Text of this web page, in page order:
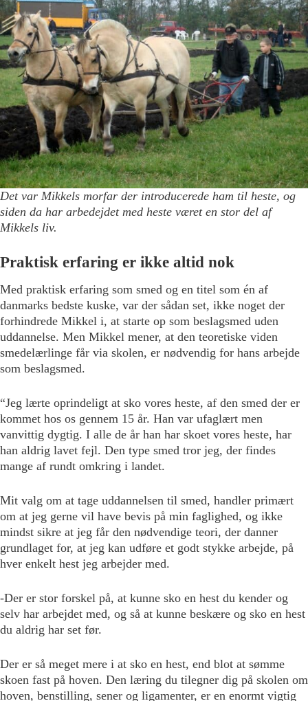
Det var Mikkels morfar der introducerede ham til heste, og
siden da har arbedejdet med heste været en stor del af
Mikkels liv.
Praktisk erfaring er ikke altid nok
Med praktisk erfaring som smed og en titel som én af
danmarks bedste kuske, var der sådan set, ikke noget der
forhindrede Mikkel i, at starte op som beslagsmed uden
uddannelse. Men Mikkel mener, at den teoretiske viden
smedelærlinge får via skolen, er nødvendig for hans arbejde
som beslagsmed.
“Jeg lærte oprindeligt at sko vores heste, af den smed der er
kommet hos os gennem 15 år. Han var ufaglært men
vanvittig dygtig. I alle de år han har skoet vores heste, har
han aldrig lavet fejl. Den type smed tror jeg, der findes
mange af rundt omkring i landet.
Mit valg om at tage uddannelsen til smed, handler primært
om at jeg gerne vil have bevis på min faglighed, og ikke
mindst sikre at jeg får den nødvendige teori, der danner
grundlaget for, at jeg kan udføre et godt stykke arbejde, på
hver enkelt hest jeg arbejder med.
-Der er stor forskel på, at kunne sko en hest du kender og
selv har arbejdet med, og så at kunne beskære og sko en hest
du aldrig har set før.
Der er så meget mere i at sko en hest, end blot at sømme
skoen fast på hoven. Den læring du tilegner dig på skolen om
hoven, benstilling, sener og ligamenter, er en enormt vigtig